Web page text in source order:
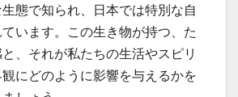
態で知られ、日本では特別な自
います。この生き物が持つ、た
、それが私たちの生活やスピリ
にどのように影響を与えるかを